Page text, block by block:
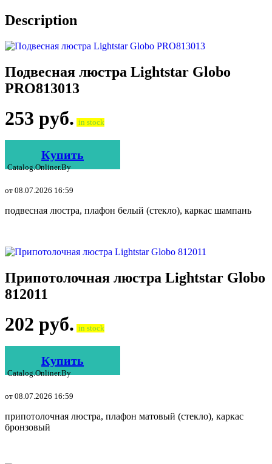
Description
Подвесная люстра Lightstar Globo
PRO813013
253 руб. in stock
Купить
Catalog.onliner.by
от 08.07.2026 16:59
подвесная люстра, плафон белый (стекло), каркас шампань
Припотолочная люстра Lightstar Globo
812011
202 руб. in stock
Купить
Catalog.onliner.by
от 08.07.2026 16:59
припотолочная люстра, плафон матовый (стекло), каркас
бронзовый